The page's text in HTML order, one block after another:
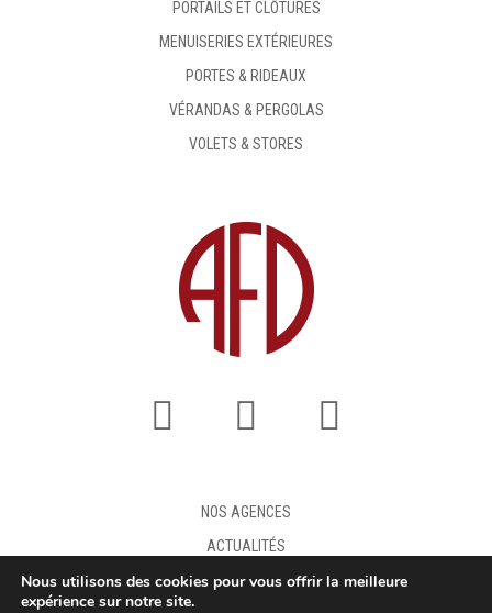
PORTAILS ET CLÔTURES
MENUISERIES EXTÉRIEURES
PORTES & RIDEAUX
VÉRANDAS & PERGOLAS
VOLETS & STORES
NOS AGENCES
ACTUALITÉS
FAQ
Nous utilisons des cookies pour vous offrir la meilleure
expérience sur notre site.